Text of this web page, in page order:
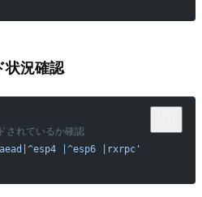
状況確認
されているか確認
|^esp6 |rxrpc'